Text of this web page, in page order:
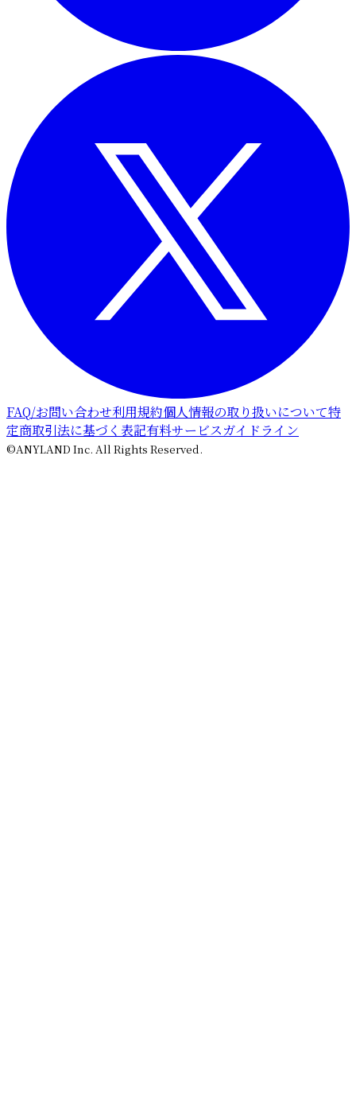
FAQ/お問い合わせ利用規約個人情報の取り扱いについて特
定商取引法に基づく表記有料サービスガイドライン
©ANYLAND Inc. All Rights Reserved.